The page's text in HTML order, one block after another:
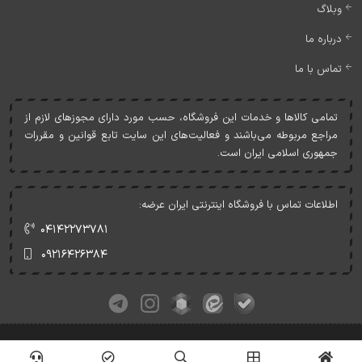
وبلاگ
درباره ما
تماس با ما
تمامی کالاها و خدمات اين فروشگاه، حسب مورد دارای مجوزهای لازم از
مراجع مربوطه می‌باشند و فعاليت‌های اين سايت تابع قوانين و مقررات
جمهوری اسلامی ايران است.
اطلاعات تماس با فروشگاه اینترنتی ایران عرضه:
۰۴۱۴۲۲۷۳۷۸۱
۰۹۲۱۶۴۲۶۳۸۴